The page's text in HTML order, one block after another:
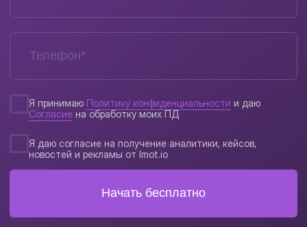
Telegram
support@imot.io
+7 (495) 204-99-66
Партнёрское соглашение
Соглашение конфеденциальности
Политика конфиденциальности